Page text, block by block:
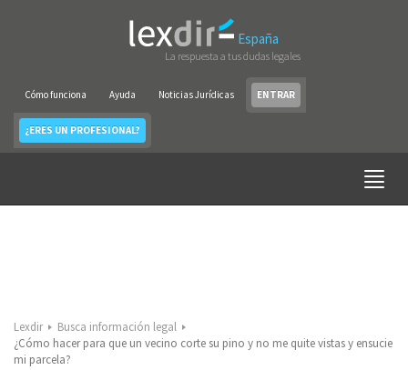
España
La respuesta a tus dudas legales
Cómo funciona Ayuda Noticias Jurídicas ENTRAR
¿ERES UN PROFESIONAL?
Lexdir
Busca información legal
¿Cómo hacer para que un vecino corte su pino y no me quite vistas y ensucie
mi parcela?